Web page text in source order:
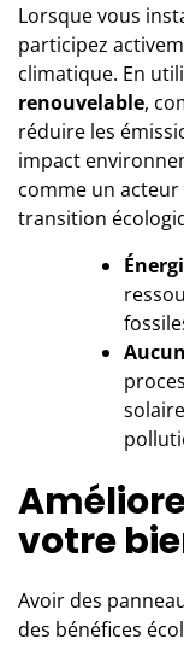
Lorsque vous
participez
climatique. En
renouvelable,
réduire les
impact
comme un
transition
votre
Avoir des
des bénéfices